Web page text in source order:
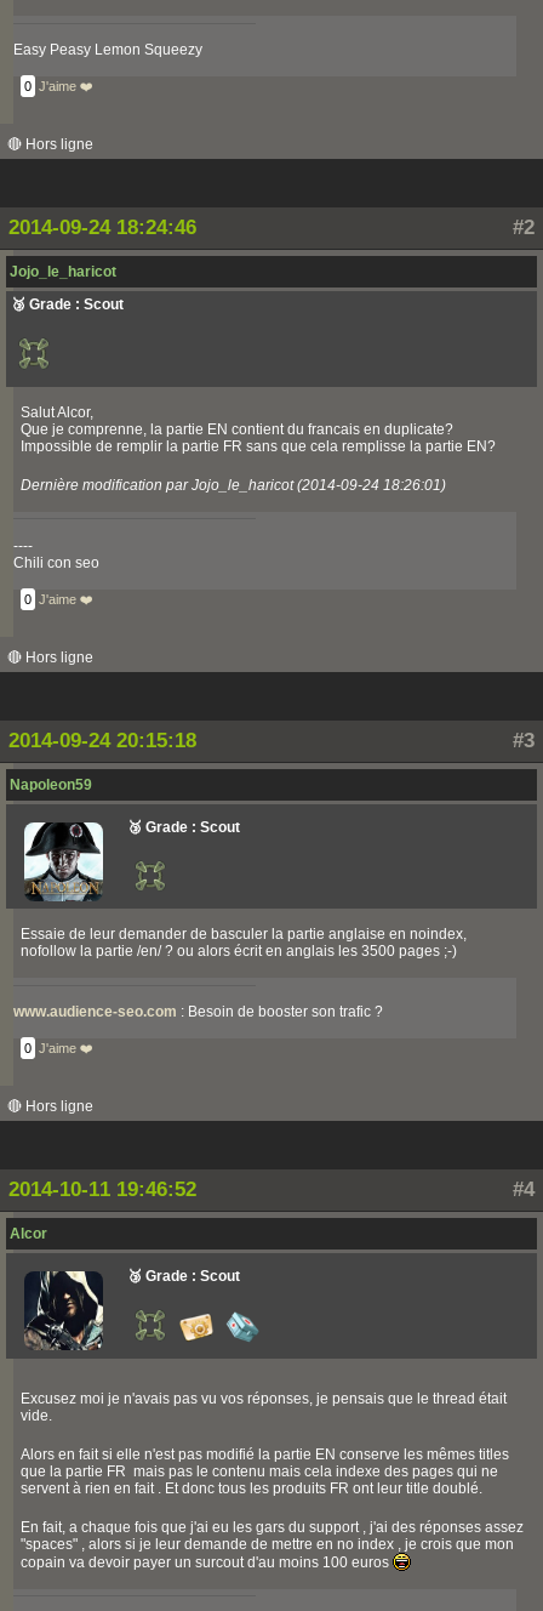
Easy Peasy Lemon Squeezy
0 J'aime ❤️
🔴 Hors ligne
#2
2014-09-24 18:24:46
Jojo_le_haricot
🥉 Grade : Scout
Salut Alcor,
Que je comprenne, la partie EN contient du francais en duplicate?
Impossible de remplir la partie FR sans que cela remplisse la partie EN?
Dernière modification par Jojo_le_haricot (2014-09-24 18:26:01)
----
Chili con seo
0 J'aime ❤️
🔴 Hors ligne
#3
2014-09-24 20:15:18
Napoleon59
🥉 Grade : Scout
Essaie de leur demander de basculer la partie anglaise en noindex,
nofollow la partie /en/ ? ou alors écrit en anglais les 3500 pages ;-)
www.audience-seo.com : Besoin de booster son trafic ?
0 J'aime ❤️
🔴 Hors ligne
#4
2014-10-11 19:46:52
Alcor
🥉 Grade : Scout
Excusez moi je n'avais pas vu vos réponses, je pensais que le thread était
vide.
Alors en fait si elle n'est pas modifié la partie EN conserve les mêmes titles
que la partie FR mais pas le contenu mais cela indexe des pages qui ne
servent à rien en fait . Et donc tous les produits FR ont leur title doublé.
En fait, a chaque fois que j'ai eu les gars du support , j'ai des réponses assez
"spaces" , alors si je leur demande de mettre en no index , je crois que mon
copain va devoir payer un surcout d'au moins 100 euros